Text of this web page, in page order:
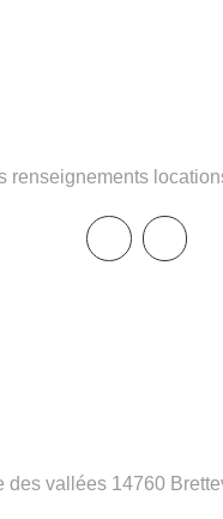
renseignements
des vallées 14760